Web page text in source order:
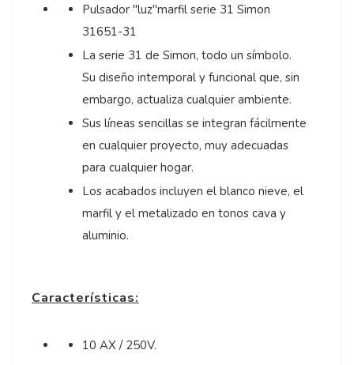
Pulsador "luz"marfil serie 31 Simon
31651-31
La serie 31 de Simon, todo un símbolo.
Su diseño intemporal y funcional que, sin
embargo, actualiza cualquier ambiente.
Sus líneas sencillas se integran fácilmente
en cualquier proyecto, muy adecuadas
para cualquier hogar.
Los acabados incluyen el blanco nieve, el
marfil y el metalizado en tonos cava y
aluminio.
Características:
10 AX / 250V.